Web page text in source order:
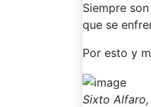
Siempre
que se
Por esto y
Sixto Alfaro,